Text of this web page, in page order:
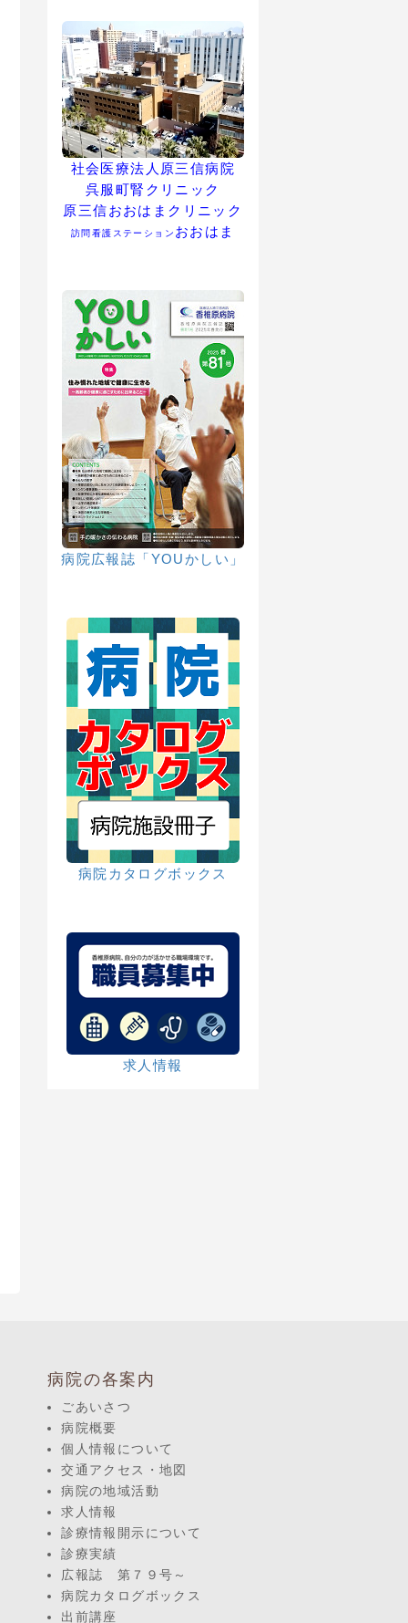
社会医療法人原三信病院
呉服町腎クリニック
原三信おおはまクリニック
訪問看護ステーション おおはま
病院広報誌「YOUかしい」
病院カタログボックス
求人情報
病院の各案内
ごあいさつ
病院概要
個人情報について
交通アクセス・地図
病院の地域活動
求人情報
診療情報開示について
診療実績
広報誌 第７９号～
病院カタログボックス
出前講座